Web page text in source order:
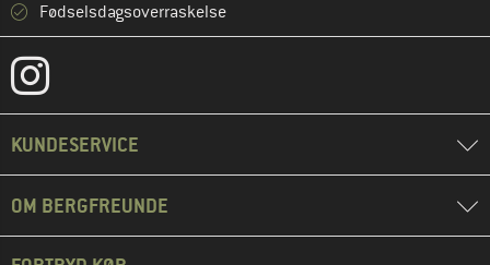
Fødselsdagsoverraskelse
KUNDESERVICE
OM BERGFREUNDE